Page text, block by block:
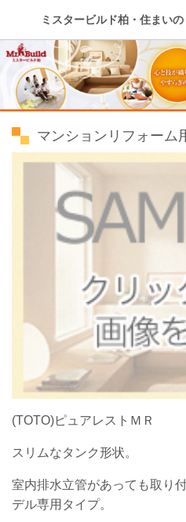
ミスタービルド柏・住まい
マンションリフォーム
(TOTO)ピュアレストＭＲ
スリムなタンク形状。
室内排水立管があっても取り
デル専用タイプ。